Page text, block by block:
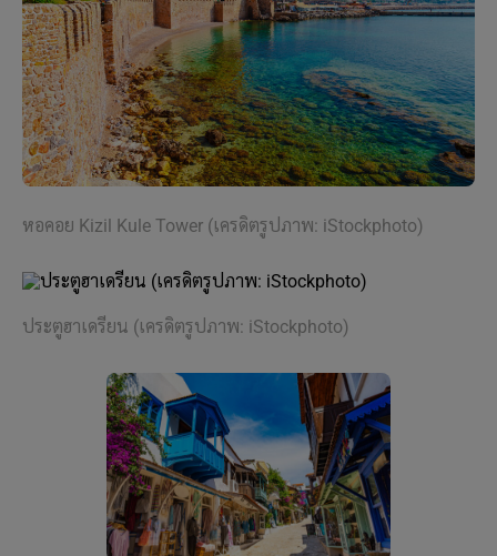
หอคอย Kizil Kule Tower (เครดิตรูปภาพ: iStockphoto)
ประตูฮาเดรียน (เครดิตรูปภาพ: iStockphoto)